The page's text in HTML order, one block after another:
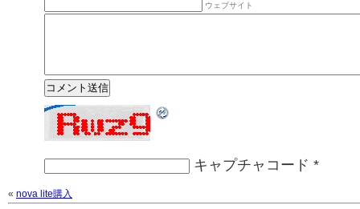
ウェブサイト
キャプチャコード *
« nova lite購入